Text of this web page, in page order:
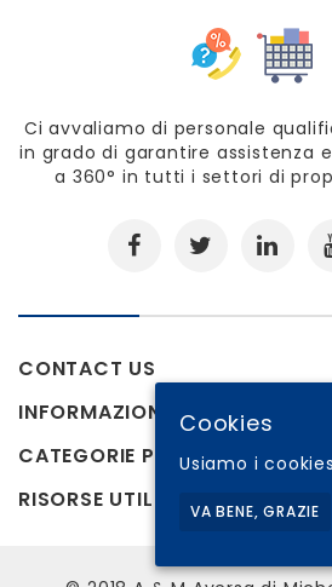
Ci avvaliamo di personale
in grado di garantire assistenza
a 360° in tutti i settori di
CONTACT US
INFORMAZIONI
CATEGORIE PRODOTTI
RISORSE UTILI
Cookies
Usiamo i
VA BENE, GRAZIE